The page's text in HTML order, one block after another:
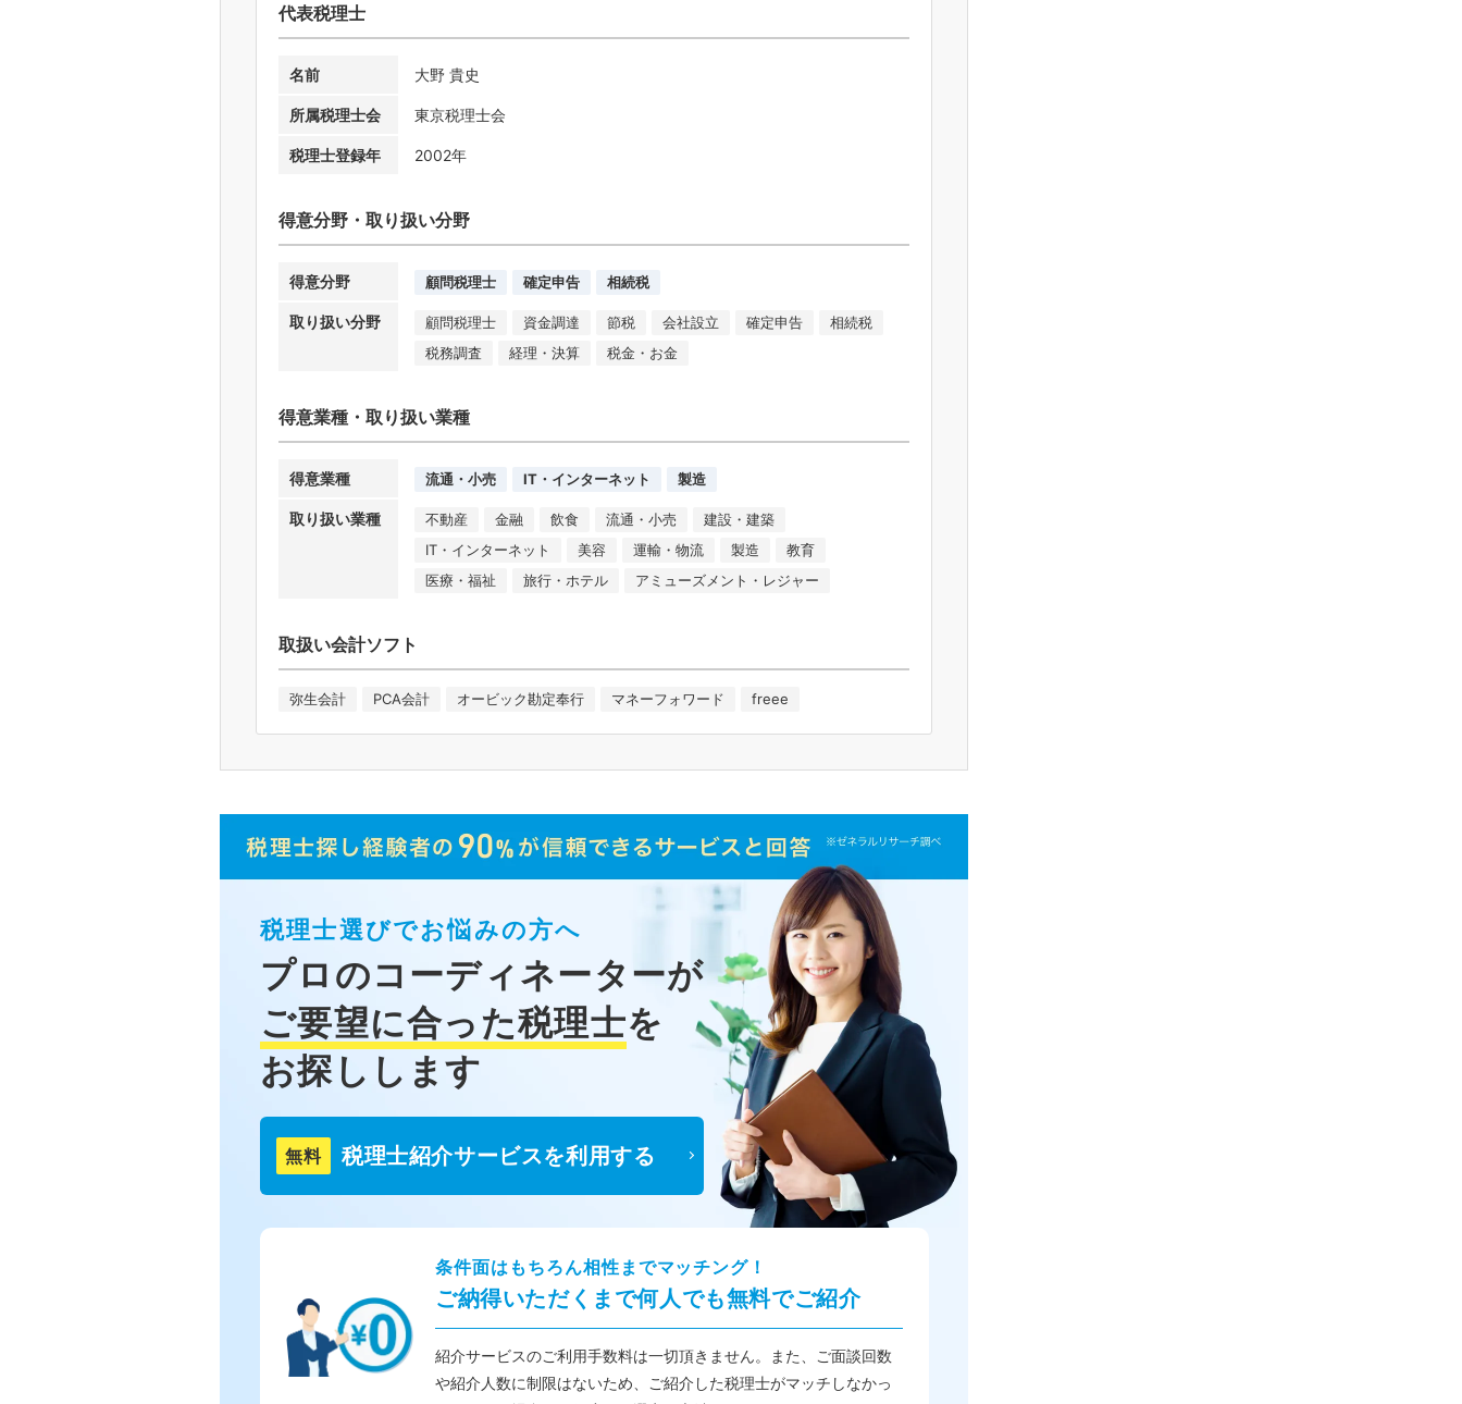
代表税理士
名前 大野 貴史
所属税理士会 東京税理士会
税理士登録年 2002年
得意分野・取り扱い分野
得意分野 顧問税理士 確定申告 相続税
取り扱い分野 顧問税理士 資金調達 節税 会社設立 確定申告
相続税
税務調査
経理・決算 税金・お金
得意業種・取り扱い業種
得意業種 流通・小売 IT・インターネット 製造
取り扱い業種 不動産 金融 飲食 流通・小売
建設・建築
IT・インターネット
美容 運輸・物流 製造
教育
医療・福祉
旅行・ホテル アミューズメント・レジャー
取扱い会計ソフト
弥生会計 PCA会計 オービック勘定奉行 マネーフォワード freee
税理士選びでお悩みの方へ
プロのコーディネーターが
ご要望に合った税理士を
お探しします
無料 税理士紹介サービスを利用する
条件面はもちろん相性までマッチング！
ご納得いただくまで何人でも無料でご紹介
紹介サービスのご利用手数料は一切頂きません。また、ご面談回数
や紹介人数に制限はないため、ご紹介した税理士がマッチしなかっ